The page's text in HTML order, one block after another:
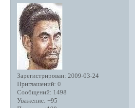
Зарегистрирован: 2009-03-24
Приглашений: 0
Сообщений: 1498
Уважение: +95